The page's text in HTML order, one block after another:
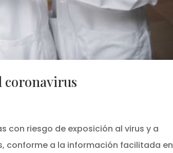
coronavirus
con riesgo de exposición al virus y a
conforme a la información facilitada en